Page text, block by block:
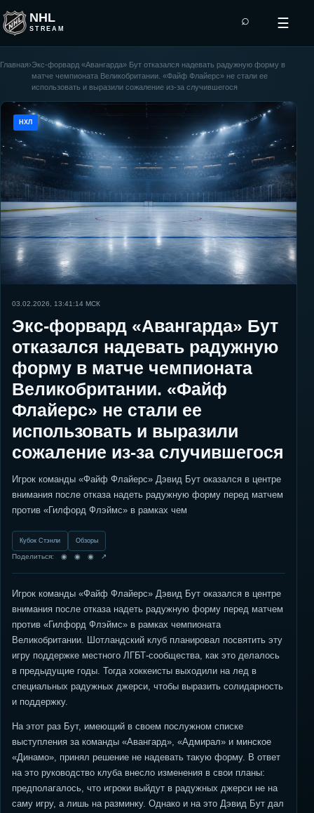
NHL
STREAM
⌕ ☰
Главная›Экс-форвард «Авангарда» Бут отказался надевать радужную форму в
матче чемпионата Великобритании. «Файф Флайерс» не стали ее
использовать и выразили сожаление из-за случившегося
НХЛ
03.02.2026, 13:41:14 МСК
Экс-форвард «Авангарда» Бут
отказался надевать радужную
форму в матче чемпионата
Великобритании. «Файф
Флайерс» не стали ее
использовать и выразили
сожаление из-за случившегося
Игрок команды «Файф Флайерс» Дэвид Бут оказался в центре
внимания после отказа надеть радужную форму перед матчем
против «Гилфорд Флэймс» в рамках чем
Кубок Стэнли Обзоры
Поделиться: ◉ ◉ ◉ ↗
Игрок команды «Файф Флайерс» Дэвид Бут оказался в центре
внимания после отказа надеть радужную форму перед матчем
против «Гилфорд Флэймс» в рамках чемпионата
Великобритании. Шотландский клуб планировал посвятить эту
игру поддержке местного ЛГБТ-сообщества, как это делалось
в предыдущие годы. Тогда хоккеисты выходили на лед в
специальных радужных джерси, чтобы выразить солидарность
и поддержку.
На этот раз Бут, имеющий в своем послужном списке
выступления за команды «Авангард», «Адмирал» и минское
«Динамо», принял решение не надевать такую форму. В ответ
на это руководство клуба внесло изменения в свои планы:
предполагалось, что игроки выйдут в радужных джерси не на
саму игру, а лишь на разминку. Однако и на это Дэвид Бут дал